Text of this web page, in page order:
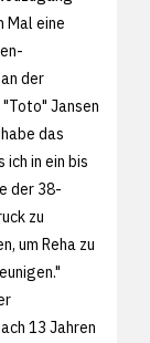
Mal eine
der
Jansen
das
in ein bis
der 38-
zu
um Reha zu
13 Jahren